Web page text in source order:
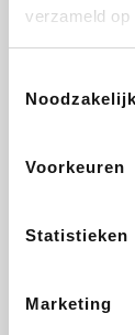
verzameld op
Noodzakelijk
Voorkeuren
Statistieken
Marketing
DectDirect